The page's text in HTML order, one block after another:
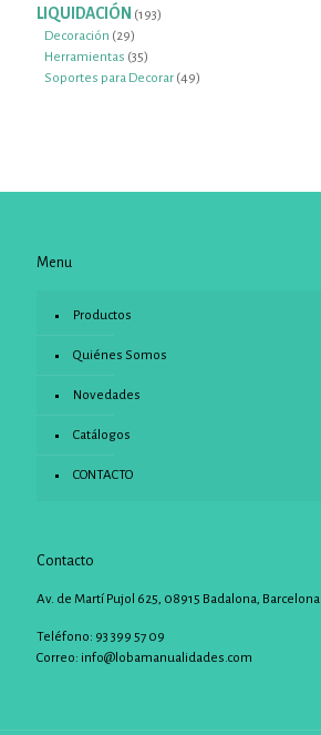
productos
LIQUIDACIÓN 193193
Decoración 2929
productos
Herramientas 3535
productos
Soportes para Decorar 4949
Menu
Productos
Quiénes Somos
Novedades
Catálogos
CONTACTO
Contacto
Av. de Martí Pujol 625, 08915 Badalona, Barcelona
Teléfono: 93 399 57 09
Correo: info@lobamanualidades.com